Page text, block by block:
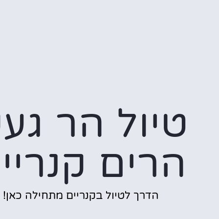
טיול הר
הרים
הדרך לטיול בקנריים מתחילה כאן!